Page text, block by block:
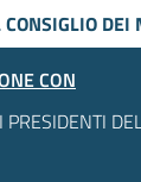
DEI
CON
PRESIDENTI